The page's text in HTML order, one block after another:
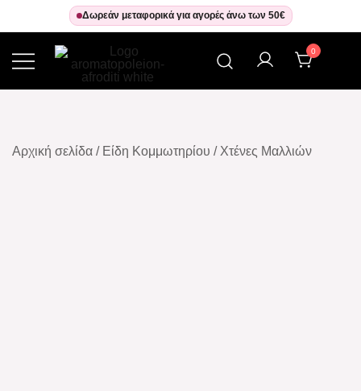
Δωρεάν μεταφορικά για αγορές άνω των 50€
0
Αρχική σελίδα / Είδη Κομμωτηρίου / Χτένες Μαλλιών